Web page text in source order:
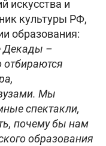
искусства и
культуры РФ,
образования:
Декады –
отбираются
Мы
спектакли,
почему бы нам
образования